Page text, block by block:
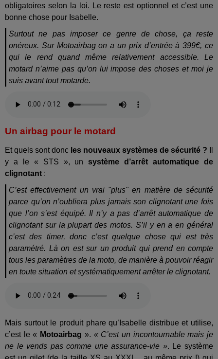
obligatoires selon la loi. Le reste est optionnel et c’est une
bonne chose pour Isabelle.
Surtout ne pas imposer ce genre de chose, ça reste
onéreux. Sur Motoairbag on a un prix d’entrée à 399€, ce
qui le rend quand même relativement accessible. Le
motard n’aime pas qu’on lui impose des choses et moi je
suis avant tout motarde.
Un airbag pour le motard
Et quels sont donc les nouveaux systèmes de sécurité ?
y a le « STS », unsystème d’arrêt automatique de
clignotant :
C’est effectivement un vrai "plus" en matière de sécurité
parce qu’on n’oubliera plus jamais son clignotant une fois
que l’on s’est équipé. Il n’y a pas d’arrêt automatique de
clignotant sur la plupart des motos. S’il y en a en général
c’est des timer, donc c’est quelque chose qui est très
paramétré. Là on est sur un produit qui prend en compte
tous les paramètres de la moto, de manière à pouvoir réagir
en toute situation et systématiquement arrêter le clignotant.
Mais surtout le produit phare qu’Isabelle distribue et utilise,
c’est le « Motoairbag ». « C’est un incontournable mais je
ne le vends pas comme une assurance-vie ». Le système